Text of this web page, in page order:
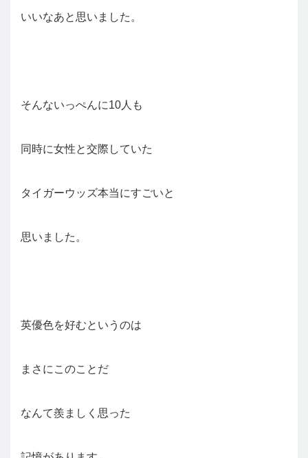
いいなあと思いました。
そんないっぺんに10人も
同時に女性と交際していた
タイガーウッズ本当にすごいと
思いました。
英優色を好むというのは
まさにこのことだ
なんて羨ましく思った